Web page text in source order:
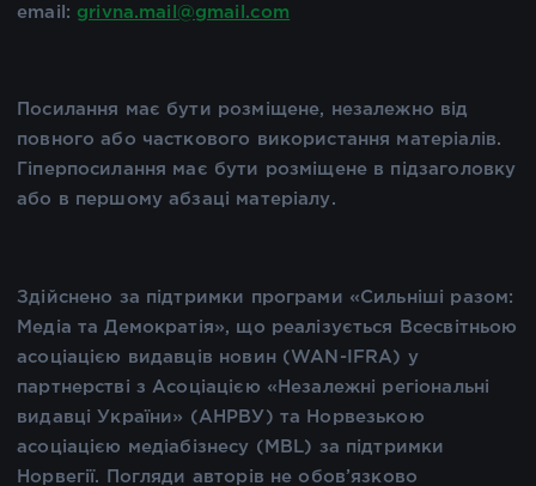
email: grivna.mail@gmail.com
Посилання має бути розміщене, незалежно від
повного або часткового використання матеріалів.
Гіперпосилання має бути розміщене в підзаголовку
або в першому абзаці матеріалу.
Здійснено за підтримки програми «Сильніші разом:
Медіа та Демократія», що реалізується Всесвітньою
асоціацією видавців новин (WAN-IFRA) у
партнерстві з Асоціацією «Незалежні регіональні
видавці України» (АНРВУ) та Норвезькою
асоціацією медіабізнесу (MBL) за підтримки
Норвегії. Погляди авторів не обов’язково